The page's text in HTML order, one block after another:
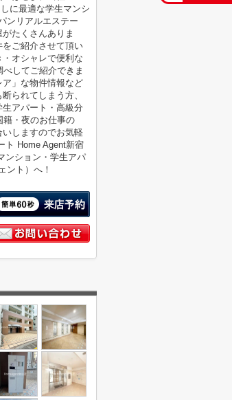
に最適な学生マンシ
ンリアルエステー
たくさんありま
ご紹介させて頂い
オシャレで便利な
してご紹介できま
」な物件情報など
られてしまう方、
アパート・高級分
籍・夜のお仕事の
しますのでお気軽
ト Home Agent新宿
ンション・学生アパ
ント）へ！